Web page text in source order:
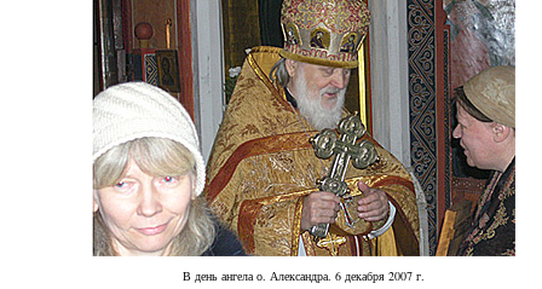
В день ангела о. Александра. 6 декабря 2007 г.